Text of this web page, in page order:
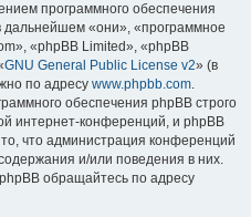
программного обеспечения
«они», «программное
«phpBB Limited», «phpBB
GNU General Public License v2» (в
по адресу www.phpbb.com.
обеспечения phpBB строго
интернет-конференций, и phpBB
что администрация конференций
и/или поведения в них.
обращайтесь по адресу